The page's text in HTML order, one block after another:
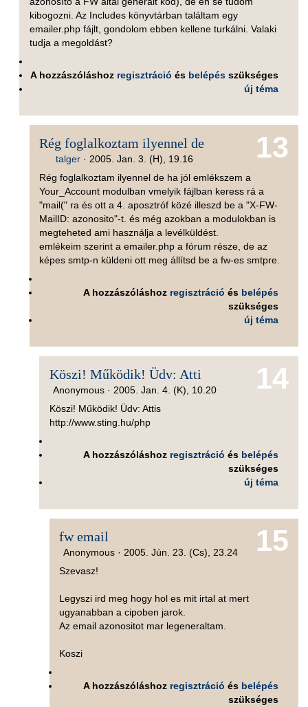
kibogozni. Az Includes könyvtárban találtam egy
emailer.php fájlt, gondolom ebben kellene turkálni. Valaki
tudja a megoldást?
A hozzászóláshoz regisztráció és belépés szükséges
új téma
13
Rég foglalkoztam ilyennel de
talger· 2005. Jan. 3. (H), 19.16
Rég foglalkoztam ilyennel de ha jól emlékszem a
Your_Account modulban vmelyik fájlban keress rá a
"mail(" ra és ott a 4. aposztróf közé illeszd be a "X-FW-
MailID: azonosito"-t. és még azokban a modulokban is
megteheted ami használja a levélküldést.
emlékeim szerint a emailer.php a fórum része, de az
képes smtp-n küldeni ott meg állítsd be a fw-es smtpre.
A hozzászóláshoz regisztráció és belépés
szükséges
új téma
14
Köszi! Működik! Üdv: Atti
Anonymous · 2005. Jan. 4. (K), 10.20
Köszi! Működik! Üdv: Attis
http://www.sting.hu/php
A hozzászóláshoz regisztráció és belépés
szükséges
új téma
15
fw email
Anonymous · 2005. Jún. 23. (Cs), 23.24
Szevasz!
Legyszi ird meg hogy hol es mit irtal at mert
ugyanabban a cipoben jarok.
Az email azonositot mar legeneraltam.
Koszi
A hozzászóláshoz regisztráció és belépés
szükséges